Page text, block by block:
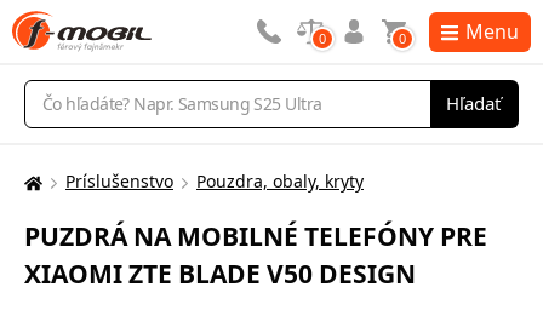
Vyhľadávanie
Hľadať
0 0 Menu
Tu
nachádzate:
Príslušenstvo Pouzdra, obaly, kryty
PUZDRÁ NA MOBILNÉ TELEFÓNY PRE
XIAOMI ZTE BLADE V50 DESIGN